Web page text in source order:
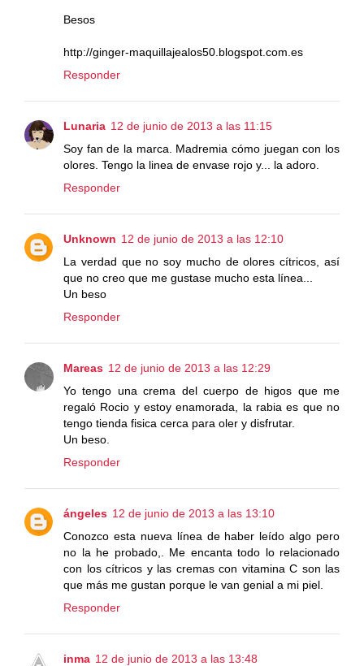
Besos
http://ginger-maquillajealos50.blogspot.com.es
Responder
Lunaria 12 de junio de 2013 a las 11:15
Soy fan de la marca. Madremia cómo juegan con los
olores. Tengo la linea de envase rojo y... la adoro.
Responder
Unknown 12 de junio de 2013 a las 12:10
La verdad que no soy mucho de olores cítricos, así
que no creo que me gustase mucho esta línea...
Un beso
Responder
Mareas 12 de junio de 2013 a las 12:29
Yo tengo una crema del cuerpo de higos que me
regaló Rocio y estoy enamorada, la rabia es que no
tengo tienda fisica cerca para oler y disfrutar.
Un beso.
Responder
ángeles 12 de junio de 2013 a las 13:10
Conozco esta nueva línea de haber leído algo pero
no la he probado,. Me encanta todo lo relacionado
con los cítricos y las cremas con vitamina C son las
que más me gustan porque le van genial a mi piel.
Responder
inma 12 de junio de 2013 a las 13:48